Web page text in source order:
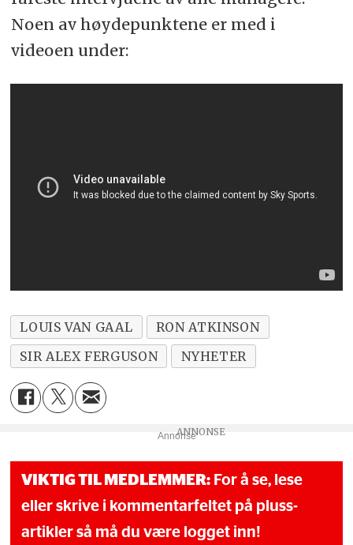
Noen av høydepunktene er med i
videoen under:
LOUIS VAN GAAL
RON ATKINSON
SIR ALEX FERGUSON
NYHETER
Annonse
VIKTIG TIL MEDLEMMER: For å se, lese
eller skrive i kommentarfeltet på pluss-
artikler så må du være logget inn!